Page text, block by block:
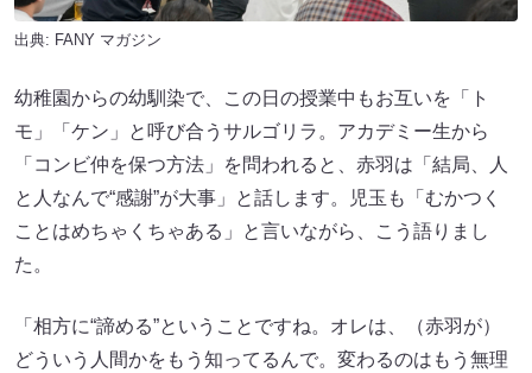
出典: FANY マガジン
幼稚園からの幼馴染で、この日の授業中もお互いを「ト
モ」「ケン」と呼び合うサルゴリラ。アカデミー生から
「コンビ仲を保つ方法」を問われると、赤羽は「結局、人
と人なんで“感謝”が大事」と話します。児玉も「むかつく
ことはめちゃくちゃある」と言いながら、こう語りまし
た。
「相方に“諦める”ということですね。オレは、（赤羽が）
どういう人間かをもう知ってるんで。変わるのはもう無理